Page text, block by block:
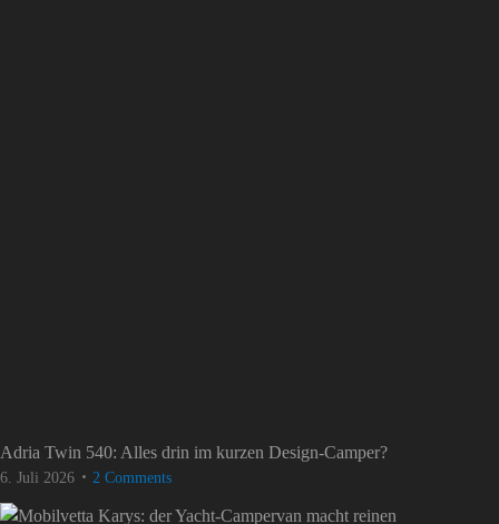
Adria Twin 540: Alles drin im kurzen Design-Camper?
6. Juli 2026 2 Comments